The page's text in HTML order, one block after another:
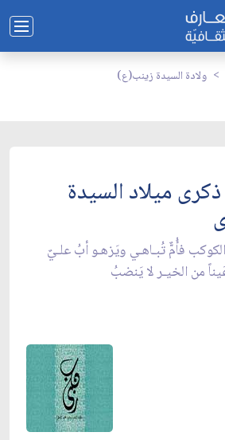
ولادة السيدة زينب(ع)
ميلاد السيدة
فأُمٌّ تُبـاهـي ويَزهـو أبُ علـيٌ
من الخيـر لا يَنضبُ